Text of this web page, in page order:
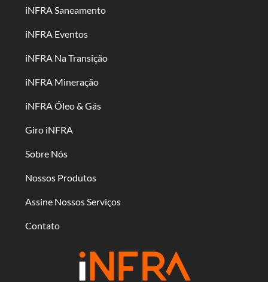
iNFRA Saneamento
iNFRA Eventos
iNFRA Na Transição
iNFRA Mineração
iNFRA Óleo & Gás
Giro iNFRA
Sobre Nós
Nossos Produtos
Assine Nossos Serviços
Contato